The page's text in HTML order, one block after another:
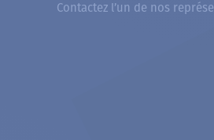
Contactez l’un de nos